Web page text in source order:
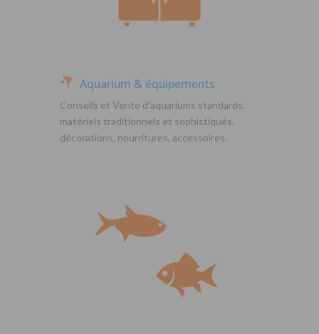
Aquarium & équipements
Conseils et Vente d’aquariums standards,
matériels traditionnels et sophistiqués,
décorations, nourritures, accessoires.